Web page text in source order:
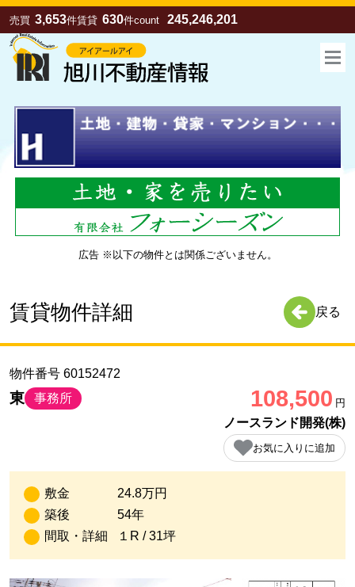
売買 3,653件賃貸 630件count 245,246,201
広告 ※以下の物件とは関係ございません。
賃貸物件詳細 戻る
物件番号 60152472
東 事務所 108,500 円
ノースランド開発(株)
お気に入りに追加
敷金
24.8万円
築後
54年
間取・詳細
１R / 31坪